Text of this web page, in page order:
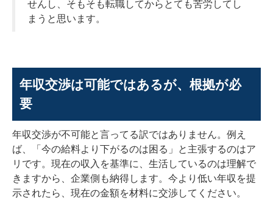
せんし、そもそも転職してからとても苦労してし
まうと思います。
年収交渉は可能ではあるが、根拠が必
要
年収交渉が不可能と言ってる訳ではありません。例え
ば、「今の給料より下がるのは困る」と主張するのはア
リです。現在の収入を基準に、生活しているのは理解で
きますから、企業側も納得します。今より低い年収を提
示されたら、現在の金額を材料に交渉してください。